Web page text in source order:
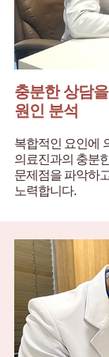
충분한 상담
원인 분석
복합적인 요인에
의료진과의 충분
문제점을 파악하
노력합니다.